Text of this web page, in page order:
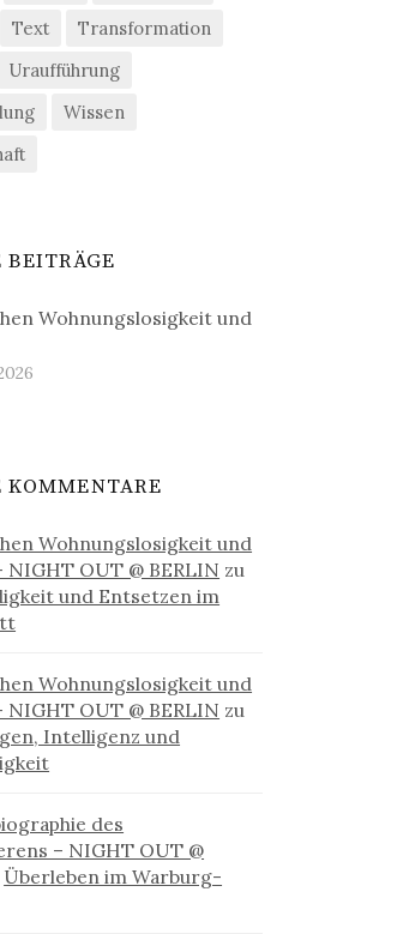
Text
Transformation
Uraufführung
Wissen
BEITRÄGE
Wohnungslosigkeit und
KOMMENTARE
Wohnungslosigkeit und
NIGHT OUT @ BERLIN zu
und Entsetzen im
Wohnungslosigkeit und
NIGHT OUT @ BERLIN zu
Intelligenz und
des
– NIGHT OUT @
Überleben im Warburg-